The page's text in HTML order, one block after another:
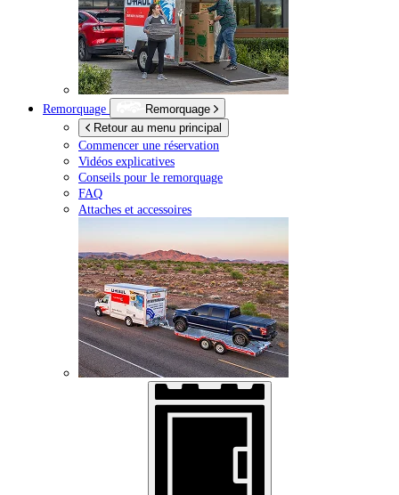
Remorquage
Remorquage
Retour au menu principal
Commencer une réservation
Vidéos explicatives
Conseils pour le remorquage
FAQ
Attaches et accessoires